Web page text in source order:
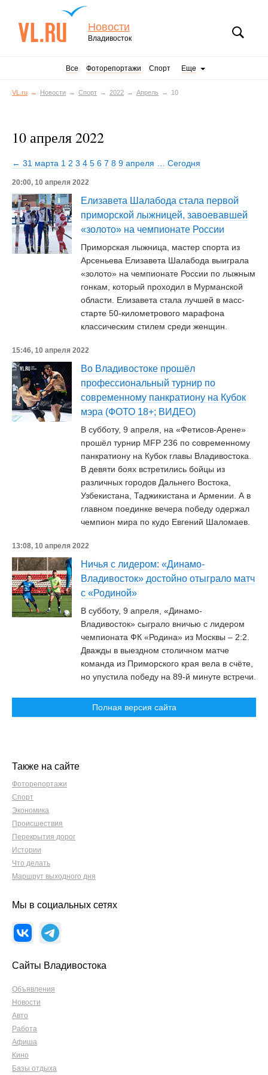
Новости
Владивосток
Все Фоторепортажи Спорт Еще
VL.ru Новости Спорт 2022 Апрель 10
10 апреля 2022
← 31 марта 1 2 3 4 5 6 7 8 9 апреля Сегодня
20:00, 10 апреля 2022
Елизавета Шалабода стала первой
приморской лыжницей, завоевавшей
«золото» на чемпионате России
Приморская лыжница, мастер спорта из
Арсеньева Елизавета Шалабода выиграла
«золото» на чемпионате России по лыжным
гонкам, который проходил в Мурманской
области. Елизавета стала лучшей в масс-
старте 50-километрового марафона
классическим стилем среди женщин.
15:46, 10 апреля 2022
Во Владивостоке прошёл
профессиональный турнир по
современному панкратиону на Кубок
мэра (ФОТО 18+; ВИДЕО)
В субботу, 9 апреля, на «Фетисов-Арене»
прошёл турнир MFP 236 по современному
панкратиону на Кубок главы Владивостока.
В девяти боях встретились бойцы из
различных городов Дальнего Востока,
Узбекистана, Таджикистана и Армении. А в
главном поединке вечера победу одержал
чемпион мира по кудо Евгений Шаломаев.
13:08, 10 апреля 2022
Ничья с лидером: «Динамо-
Владивосток» достойно отыграло матч
с «Родиной»
В субботу, 9 апреля, «Динамо-
Владивосток» сыграло вничью с лидером
чемпионата ФК «Родина» из Москвы – 2:2.
Дважды в выездном столичном матче
команда из Приморского края вела в счёте,
но упустила победу на 89-й минуте встречи.
Полная версия сайта
Также на сайте
Фоторепортажи
Спорт
Экономика
Происшествия
Перекрытия дорог
Истории
Что делать
Маршрут выходного дня
Мы в социальных сетях
Сайты Владивостока
Объявления
Новости
Авто
Работа
Афиша
Кино
Базы отдыха